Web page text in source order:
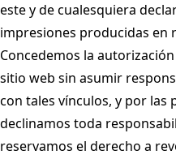
este y de cualesquiera
impresiones producidas en
Concedemos la
sitio web sin asumir
con tales vínculos, y por las
declinamos toda
reservamos el derecho a